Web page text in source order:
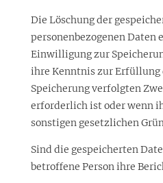
Die Löschung der
personenbezogenen Daten
Einwilligung zur
ihre Kenntnis zur Erfüllung
Speicherung verfolgten
erforderlich ist oder wenn
sonstigen gesetzlichen
Sind die gespeicherten
betroffene Person ihre